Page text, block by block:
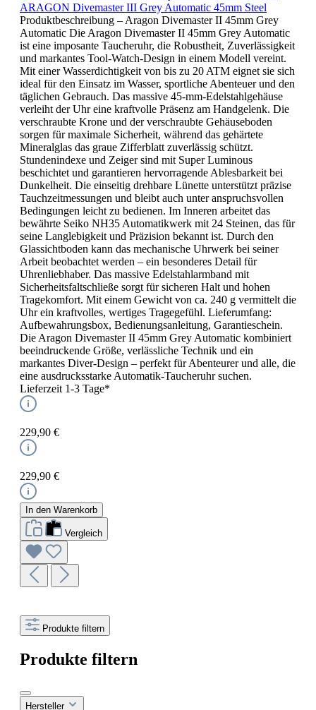
ARAGON Divemaster III Grey Automatic 45mm Steel
Produktbeschreibung – Aragon Divemaster II 45mm Grey
Automatic Die Aragon Divemaster II 45mm Grey Automatic
ist eine imposante Taucheruhr, die Robustheit, Zuverlässigkeit
und markantes Tool-Watch-Design in einem Modell vereint.
Mit einer Wasserdichtigkeit von bis zu 20 ATM eignet sie sich
ideal für den Einsatz im Wasser, sportliche Abenteuer und den
täglichen Gebrauch. Das massive 45-mm-Edelstahlgehäuse
verleiht der Uhr eine kraftvolle Präsenz am Handgelenk. Die
verschraubte Krone und der verschraubte Gehäuseboden
sorgen für maximale Sicherheit, während das gehärtete
Mineralglas das graue Zifferblatt zuverlässig schützt.
Stundenindexe und Zeiger sind mit Super Luminous
beschichtet und garantieren hervorragende Ablesbarkeit bei
Dunkelheit. Die einseitig drehbare Lünette unterstützt präzise
Tauchzeitmessungen und bleibt auch unter anspruchsvollen
Bedingungen leicht zu bedienen. Im Inneren arbeitet das
bewährte Seiko NH35 Automatikwerk mit 24 Steinen, das für
seine Langlebigkeit und Präzision bekannt ist. Durch den
Glassichtboden kann das mechanische Uhrwerk bei seiner
Arbeit beobachtet werden – ein besonderes Detail für
Uhrenliebhaber. Das massive Edelstahlarmband mit
Sicherheitsfaltschließe sorgt für sicheren Halt und hohen
Tragekomfort. Mit einem Gewicht von ca. 240 g vermittelt die
Uhr ein kraftvolles, wertiges Tragegefühl. Lieferumfang:
Aufbewahrungsbox, Bedienungsanleitung, Garantieschein.
Die Aragon Divemaster II 45mm Grey Automatic kombiniert
beeindruckende Größe, verlässliche Technik und ein
markantes Diver-Design – perfekt für Abenteurer und alle, die
eine ausdrucksstarke Automatik-Taucheruhr suchen.
Lieferzeit 1-3 Tage*
229,90 €
229,90 €
In den Warenkorb
Vergleich
Produkte filtern
Produkte filtern
Hersteller